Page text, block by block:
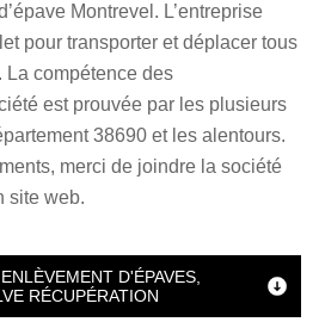
Montrevel. L’entreprise
pour transporter et déplacer tous
La compétence des
est prouvée par les plusieurs
38690 et les alentours.
merci de joindre la société
site web.
D'ÉPAVES,
RÉCUPÉRATION